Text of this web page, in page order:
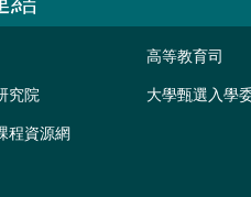
高等教育司
究院 大學甄選入學
程資源網